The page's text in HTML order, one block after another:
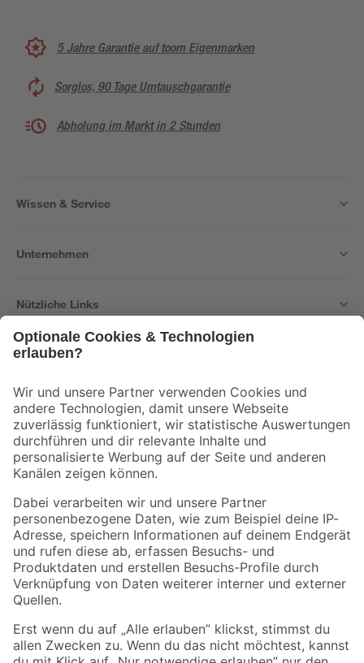
5 Jahre Garantie auf toom Eigenmarken
Sorglos, 90 Tage Umtauschgarantie
Abholung im Markt in 2 Stunden
Wissen & Service
Unternehmen
Nützliche Links
Der toom Newsletter: Keine Angebote und Aktionen mehr verpassen!
Zur Newsletter Anmeldung
Folge uns
Zahlungsarten Versandarten
Sicher einkaufen